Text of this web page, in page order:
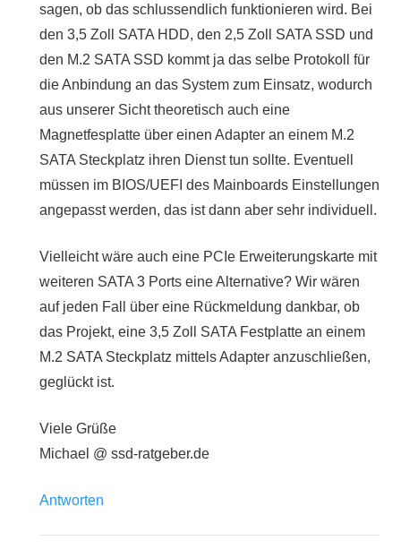
sagen, ob das schlussendlich funktionieren wird. Bei
den 3,5 Zoll SATA HDD, den 2,5 Zoll SATA SSD und
den M.2 SATA SSD kommt ja das selbe Protokoll für
die Anbindung an das System zum Einsatz, wodurch
aus unserer Sicht theoretisch auch eine
Magnetfesplatte über einen Adapter an einem M.2
SATA Steckplatz ihren Dienst tun sollte. Eventuell
müssen im BIOS/UEFI des Mainboards Einstellungen
angepasst werden, das ist dann aber sehr individuell.
Vielleicht wäre auch eine PCIe Erweiterungskarte mit
weiteren SATA 3 Ports eine Alternative? Wir wären
auf jeden Fall über eine Rückmeldung dankbar, ob
das Projekt, eine 3,5 Zoll SATA Festplatte an einem
M.2 SATA Steckplatz mittels Adapter anzuschließen,
geglückt ist.
Viele Grüße
Michael @ ssd-ratgeber.de
Antworten